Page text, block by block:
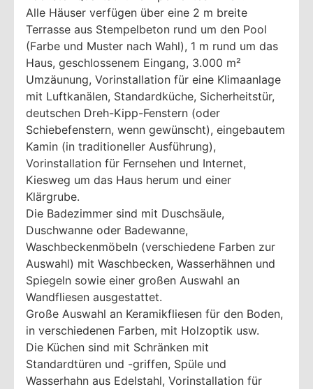
Alle Häuser verfügen über eine 2 m breite
Terrasse aus Stempelbeton rund um den Pool
(Farbe und Muster nach Wahl), 1 m rund um das
Haus, geschlossenem Eingang, 3.000 m²
Umzäunung, Vorinstallation für eine Klimaanlage
mit Luftkanälen, Standardküche, Sicherheitstür,
deutschen Dreh-Kipp-Fenstern (oder
Schiebefenstern, wenn gewünscht), eingebautem
Kamin (in traditioneller Ausführung),
Vorinstallation für Fernsehen und Internet,
Kiesweg um das Haus herum und einer
Klärgrube.
Die Badezimmer sind mit Duschsäule,
Duschwanne oder Badewanne,
Waschbeckenmöbeln (verschiedene Farben zur
Auswahl) mit Waschbecken, Wasserhähnen und
Spiegeln sowie einer großen Auswahl an
Wandfliesen ausgestattet.
Große Auswahl an Keramikfliesen für den Boden,
in verschiedenen Farben, mit Holzoptik usw.
Die Küchen sind mit Schränken mit
Standardtüren und -griffen, Spüle und
Wasserhahn aus Edelstahl, Vorinstallation für